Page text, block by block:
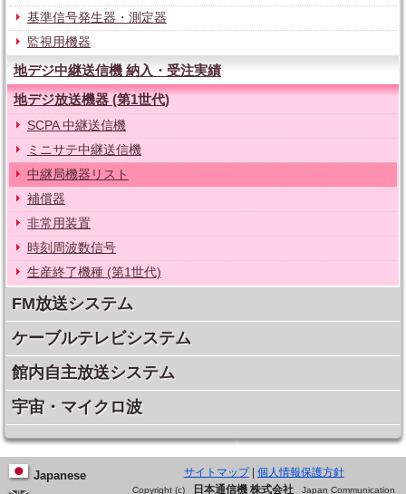
基準信号発生器・測定器
監視用機器
地デジ中継送信機 納入・受注実績
地デジ放送機器 (第1世代)
SCPA 中継送信機
ミニサテ中継送信機
中継局機器リスト
補償器
非常用装置
時刻周波数信号
生産終了機種 (第1世代)
FM放送システム
ケーブルテレビシステム
館内自主放送システム
宇宙・マイクロ波
Japanese サイトマップ| 個人情報保護方針
Copyright (c) 日本通信機 株式会社 Japan Communication